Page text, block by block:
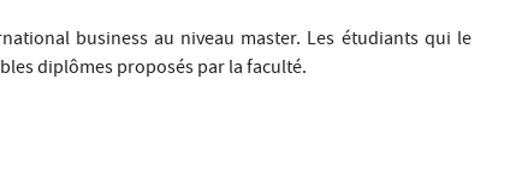
business au niveau master. Les étudiants qui le
diplômes proposés par la faculté.